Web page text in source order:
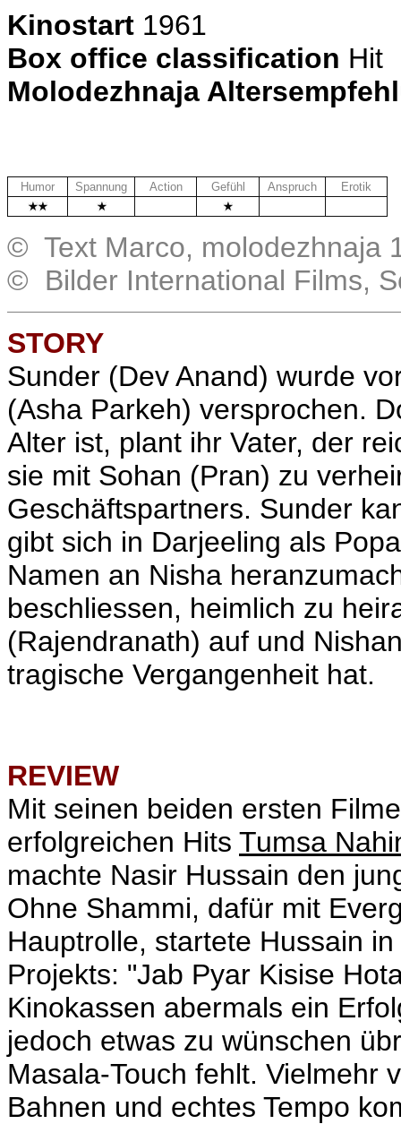
Kinostart 1961
Box office classification Hit
Molodezhnaja
Humor Spannung Action Gefühl Anspruch
Erotik
© Text Marco, molodezhnaja
© Bilder International Films,
STORY
Sunder (Dev Anand) wurde
(Asha Parkeh) versprochen.
Alter ist, plant ihr Vater, der
sie mit Sohan (Pran) zu
Geschäftspartners. Sunder
gibt sich in Darjeeling als
Namen an Nisha
beschliessen, heimlich zu
(Rajendranath) auf und
tragische Vergangenheit hat.
REVIEW
Mit seinen beiden ersten
erfolgreichen Hits Tumsa
machte Nasir Hussain den
Ohne Shammi, dafür mit
Hauptrolle, startete Hussain
Projekts: "Jab Pyar Kisise
Kinokassen abermals ein
jedoch etwas zu wünschen
Masala-Touch fehlt. Vielmehr
Bahnen und echtes Tempo